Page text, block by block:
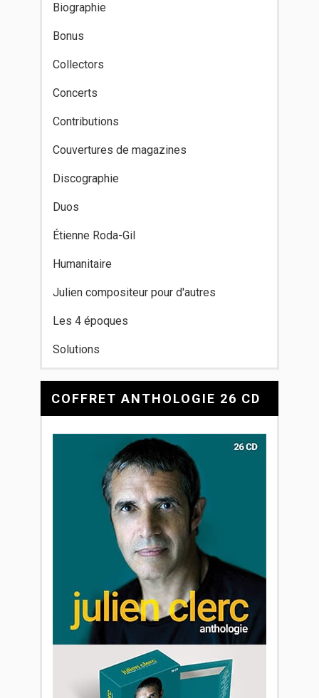
Biographie
Bonus
Collectors
Concerts
Contributions
Couvertures de magazines
Discographie
Duos
Étienne Roda-Gil
Humanitaire
Julien compositeur pour d'autres
Les 4 époques
Solutions
COFFRET ANTHOLOGIE 26 CD